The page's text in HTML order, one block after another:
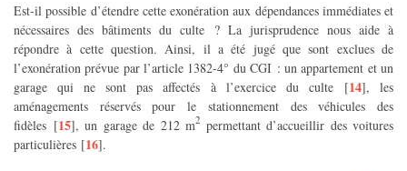
Est-il possible d’étendre cette exonération aux dépendances immédiates et
nécessaires des bâtiments du culte ? La jurisprudence nous aide à
répondre à cette question. Ainsi, il a été jugé que sont exclues de
l’exonération prévue par l’article 1382-4° du CGI : un appartement et un
garage qui ne sont pas affectés à l’exercice du culte[14], les
aménagements réservés pour le stationnement des véhicules des
fidèles [15], un garage de 212 m2 permettant d’accueillir des voitures
particulières [16].